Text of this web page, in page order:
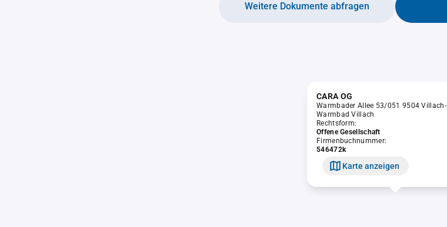
Weitere Dokumente abfragen
CARA OG
Warmbader Allee 53/051 9504 Villach-
Warmbad Villach
Rechtsform:
Offene Gesellschaft
Firmenbuchnummer:
546472k
Karte anzeigen